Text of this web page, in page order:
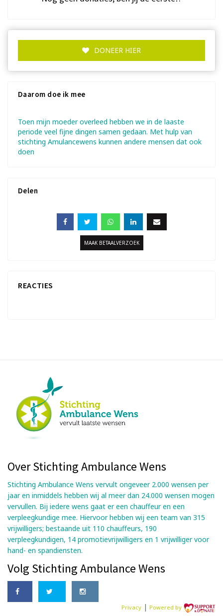
DONEER HIER
Daarom doe ik mee
Toen mijn moeder overleed hebben we in de laaste
periode veel fijne dingen samen gedaan. Met hulp van
stichting Amulancewens kunnen andere mensen dat ook
doen
Delen
MAAK BETAALVERZOEK
REACTIES
Over Stichting Ambulance Wens
Stichting Ambulance Wens vervult ongeveer 2.000 wensen per
jaar en inmiddels hebben wij al meer dan 24.000 wensen mogen
vervullen. Bij iedere wens gaat er een chauffeur en een
verpleegkundige mee. Hiervoor hebben wij een team van 315
vrijwilligers; bestaande uit 110 chauffeurs, 190
verpleegkundigen, 14 promotievrijwilligers en 1 vrijwilliger voor
hand- en spandiensten.
Volg Stichting Ambulance Wens
Privacy | Powered by